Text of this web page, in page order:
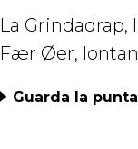
La Grindadrap,
Fær Øer,
Guarda la